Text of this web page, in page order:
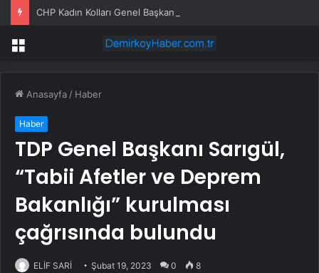
Menü
Anasayfa / Haber
Haber
TDP Genel Başkanı Sarıgül,
“Tabii Afetler ve Deprem
Bakanlığı” kurulması
çağrısında bulundu
ELİF SARİ Şubat 19, 2023 0 8